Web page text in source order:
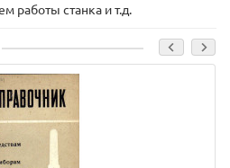
работы станка и т.д.